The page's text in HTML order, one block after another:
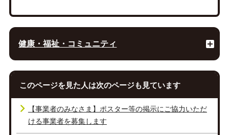
健康・福祉・コミュニティ
このページを見た人は次のページも見ています
【事業者のみなさま】ポスター等の掲示にご協力いただ
ける事業者を募集します